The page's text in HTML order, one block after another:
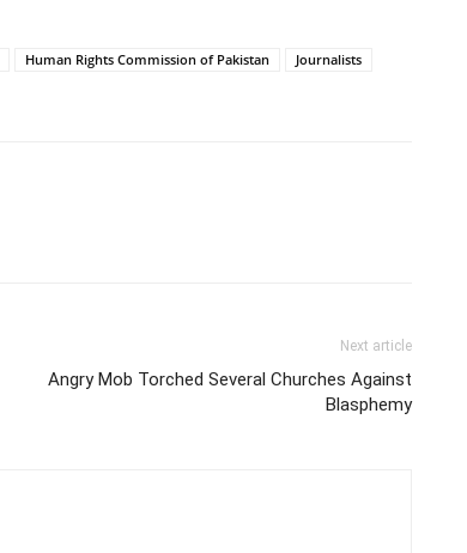
Human Rights Commission of Pakistan
Journalists
Next article
Angry Mob Torched Several Churches Against
Blasphemy